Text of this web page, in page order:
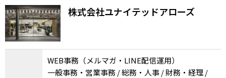
株式会社ユナイテッドアローズ
WEB事務（メルマガ・LINE配信運用）
一般事務・営業事務 / 総務・人事 / 財務・経理 /